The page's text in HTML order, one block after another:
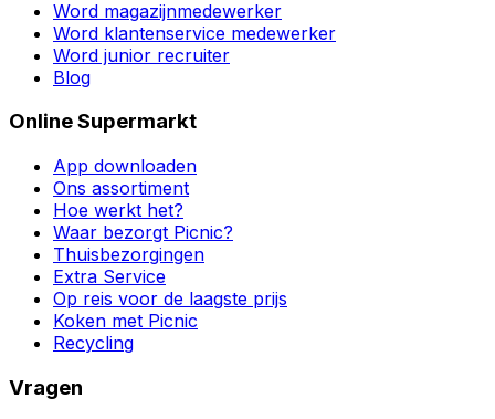
Word magazijnmedewerker
Word klantenservice medewerker
Word junior recruiter
Blog
Online Supermarkt
App downloaden
Ons assortiment
Hoe werkt het?
Waar bezorgt Picnic?
Thuisbezorgingen
Extra Service
Op reis voor de laagste prijs
Koken met Picnic
Recycling
Vragen